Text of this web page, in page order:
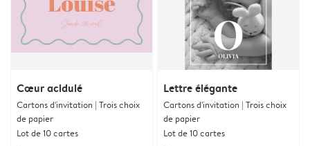
Cœur acidulé
Cartons d'invitation | Trois choix
de papier
Lot de 10 cartes
Lettre élégante
Cartons d'invitation | Trois choix
de papier
Lot de 10 cartes